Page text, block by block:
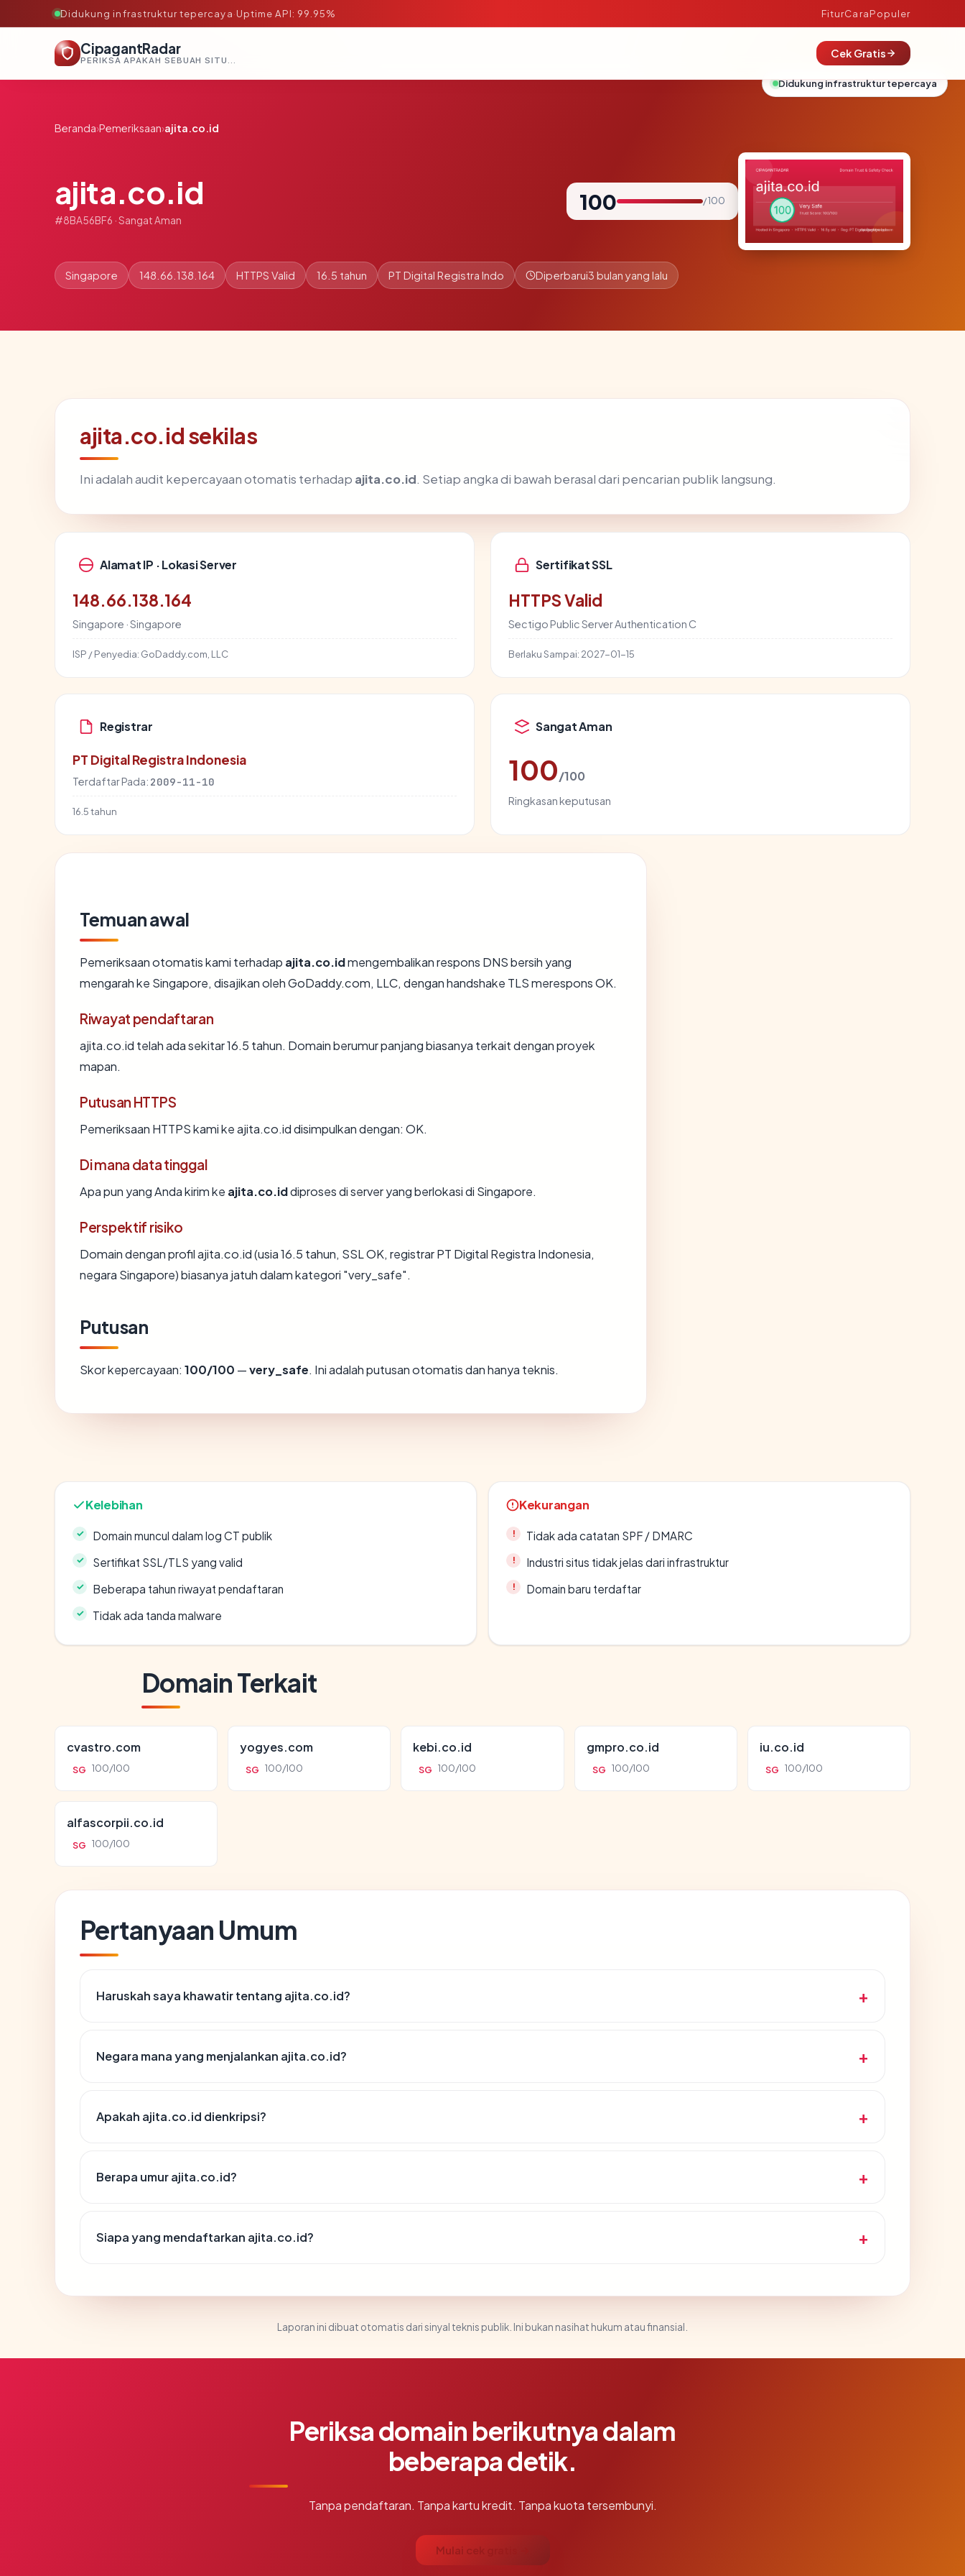
Didukung infrastruktur tepercaya·Uptime API: 99.95% FiturCaraPopuler
CipagantRadar
PERIKSA APAKAH SEBUAH SITUS AMAN, TEPERCAYA, DAN TERVERIFIKASI DALAM HITUNGAN DETIK.
Cek Gratis
Beranda›Pemeriksaan›ajita.co.id
ajita.co.id
#8BA56BF6 · Sangat Aman
100 / 100
Singapore 148.66.138.164 HTTPS Valid 16.5 tahun PT Digital Registra Indo Diperbarui3 bulan yang lalu
ajita.co.id sekilas
Ini adalah audit kepercayaan otomatis terhadap ajita.co.id. Setiap angka di bawah berasal dari pencarian publik langsung.
Alamat IP · Lokasi Server
148.66.138.164
Singapore · Singapore
ISP / Penyedia: GoDaddy.com, LLC
Sertifikat SSL
HTTPS Valid
Sectigo Public Server Authentication C
Berlaku Sampai: 2027-01-15
Registrar
PT Digital Registra Indonesia
Terdaftar Pada: 2009-11-10
16.5 tahun
Sangat Aman
100/100
Ringkasan keputusan
Temuan awal
Pemeriksaan otomatis kami terhadap ajita.co.idmengembalikan respons DNS bersih yang
mengarah ke Singapore, disajikan oleh GoDaddy.com, LLC, dengan handshake TLS merespons OK.
Riwayat pendaftaran
ajita.co.id telah ada sekitar 16.5 tahun. Domain berumur panjang biasanya terkait dengan proyek
mapan.
Putusan HTTPS
Pemeriksaan HTTPS kami ke ajita.co.id disimpulkan dengan: OK.
Di mana data tinggal
Apa pun yang Anda kirim ke ajita.co.iddiproses di server yang berlokasi di Singapore.
Perspektif risiko
Domain dengan profil ajita.co.id (usia 16.5 tahun, SSL OK, registrar PT Digital Registra Indonesia,
negara Singapore) biasanya jatuh dalam kategori "very_safe".
Putusan
Skor kepercayaan: 100/100 —very_safe. Ini adalah putusan otomatis dan hanya teknis.
Kelebihan
Domain muncul dalam log CT publik
Sertifikat SSL/TLS yang valid
Beberapa tahun riwayat pendaftaran
Tidak ada tanda malware
Kekurangan
Tidak ada catatan SPF / DMARC
Industri situs tidak jelas dari infrastruktur
Domain baru terdaftar
Domain Terkait
cvastro.com
SG 100/100
yogyes.com
SG 100/100
kebi.co.id
SG 100/100
gmpro.co.id
SG 100/100
iu.co.id
SG 100/100
alfascorpii.co.id
SG 100/100
Pertanyaan Umum
Haruskah saya khawatir tentang ajita.co.id?
Negara mana yang menjalankan ajita.co.id?
Apakah ajita.co.id dienkripsi?
Berapa umur ajita.co.id?
Siapa yang mendaftarkan ajita.co.id?
Laporan ini dibuat otomatis dari sinyal teknis publik. Ini bukan nasihat hukum atau finansial.
Periksa domain berikutnya dalam
beberapa detik.
Tanpa pendaftaran. Tanpa kartu kredit. Tanpa kuota tersembunyi.
Mulai cek gratis →
Didukung infrastruktur tepercaya